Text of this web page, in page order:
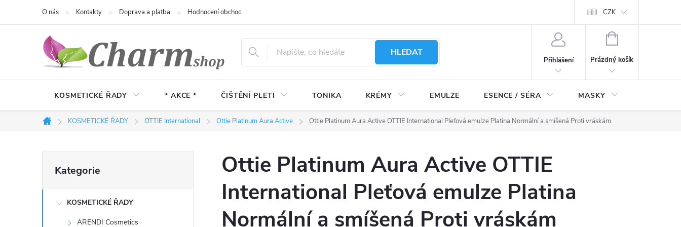
O nás Kontakty Doprava a platba Hodnocení obchodu CZK
HLEDAT
Přihlášení
NÁKUPNÍ
Prázdný košík
KOSMETICKÉ ŘADY * AKCE * ČIŠTĚNÍ PLETI TONIKA KRÉMY EMULZE ESENCE / SÉRA MASKY
Domů
KOSMETICKÉ ŘADY OTTIE International Ottie Platinum Aura Active Ottie Platinum Aura Active OTTIE International Pleťová emulze Platina Normální a smíšená Proti vráskám
o
kategorie
Kategorie
KOSMETICKÉ ŘADY
ARENDI Cosmetics
Ottie Platinum Aura Active OTTIE
International Pleťová emulze Platina
Normální a smíšená Proti vráskám